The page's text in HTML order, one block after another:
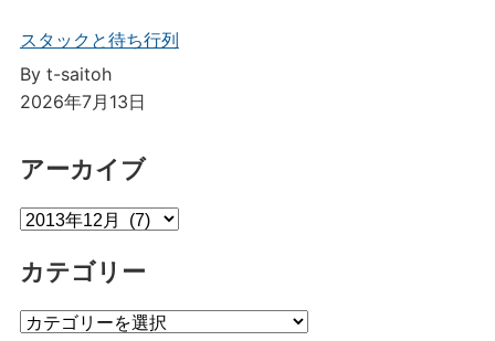
スタックと待ち行列
By t-saitoh
2026年7月13日
アーカイブ
ア
カ
ブ
カテゴリー
カ